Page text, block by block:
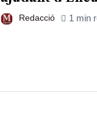
Redacció 1 min